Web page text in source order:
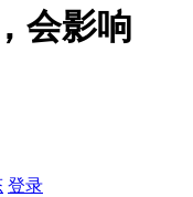
会影响
登录